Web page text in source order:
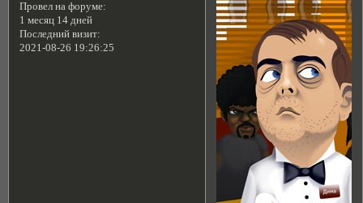
Провел на форуме:
1 месяц 14 дней
Последний визит:
2021-08-26 19:26:25